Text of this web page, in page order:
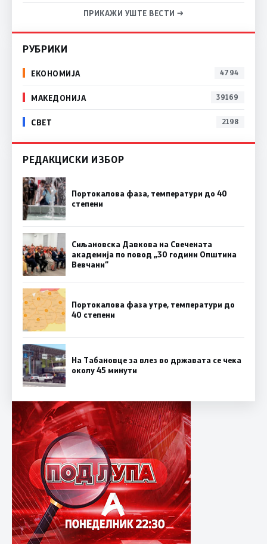
ПРИКАЖИ УШТЕ ВЕСТИ →
РУБРИКИ
ЕКОНОМИЈА 4794
МАКЕДОНИЈА 39169
СВЕТ 2198
РЕДАКЦИСКИ ИЗБОР
Портокалова фаза, температури до 40
степени
Сиљановска Давкова на Свечената
академија по повод „30 години Општина
Вевчани“
Портокалова фаза утре, температури до
40 степени
На Табановце за влез во државата се чека
околу 45 минути